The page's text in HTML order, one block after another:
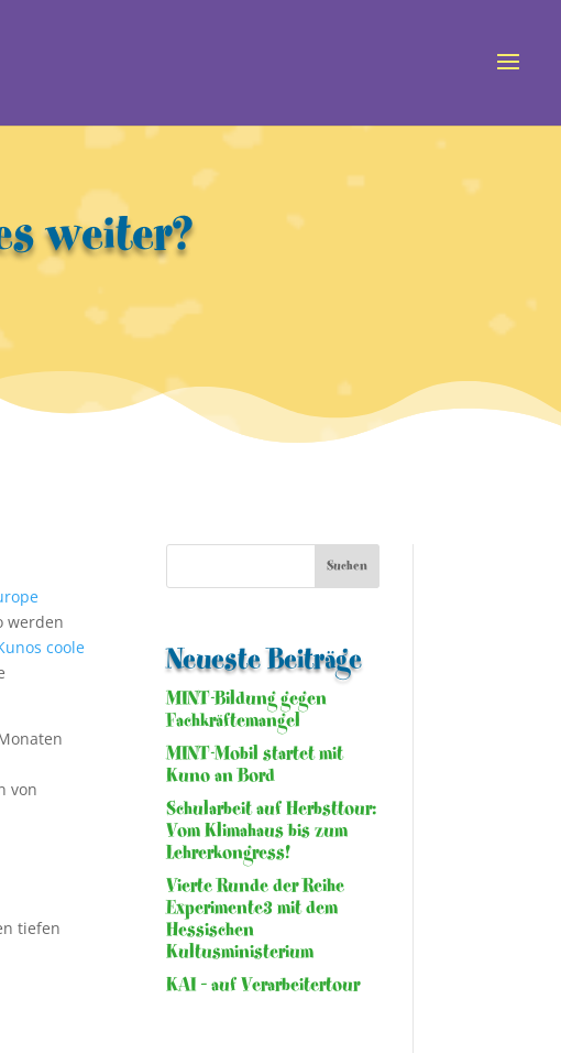
weiter?
werden
coole
von
tiefen
Neueste Beiträge
MINT-Bildung gegen
Fachkräftemangel
MINT-Mobil startet mit
Kuno an Bord
Schularbeit auf Herbsttour:
Vom Klimahaus bis zum
Lehrerkongress!
Vierte Runde der Reihe
Experimente3 mit dem
Hessischen
Kultusministerium
KAI – auf Verarbeitertour